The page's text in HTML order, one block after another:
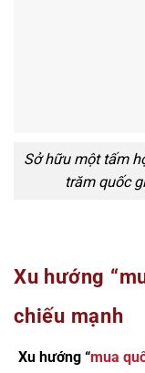
Sở hữu một tấm
trăm quốc
Xu hướng
chiếu mạnh
Xu hướng “mua